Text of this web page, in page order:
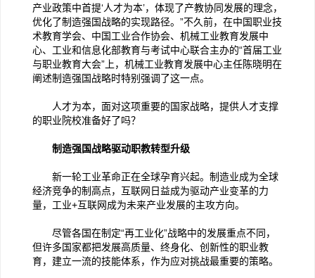
产业政策中首提‘人才为本’，体现了产教协同发展的理念，
优化了制造强国战略的实现路径。”不久前，在中国职业技
术教育学会、中国工业合作协会、机械工业教育发展中
心、工业和信息化部教育与考试中心联合主办的“首届工业
与职业教育大会”上，机械工业教育发展中心主任陈晓明在
阐述制造强国战略时特别强调了这一点。
人才为本，面对这项重要的国家战略，提供人才支撑
的职业院校准备好了吗？
制造强国战略驱动职教转型升级
新一轮工业革命正在全球孕育兴起。制造业成为全球
经济竞争的制高点，互联网日益成为驱动产业变革的力
量，工业+互联网成为未来产业发展的主攻方向。
尽管各国在制定“再工业化”战略中的发展重点不同，
但许多国家都把发展高质量、终身化、创新性的职业教
育，建立一流的技能体系，作为应对挑战最重要的策略。